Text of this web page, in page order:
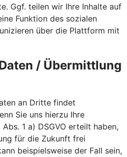
Ggf. teilen wir Ihre Inhalte auf
Funktion des sozialen
über die Plattform mit
/ Übermittlung
an Dritte findet
Sie uns hierzu Ihre
1 a) DSGVO erteilt haben,
für die Zukunft frei
beispielsweise der Fall sein,